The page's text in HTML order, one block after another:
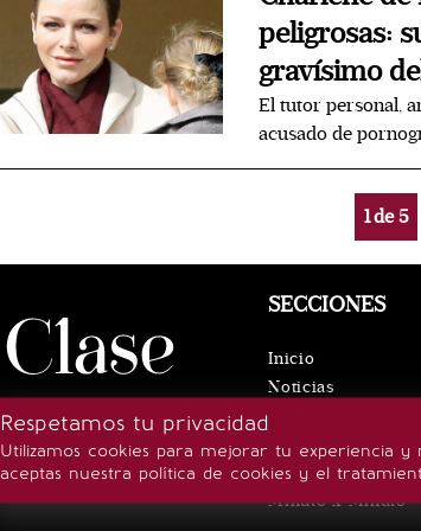
peligrosas:
gravísimo
El tutor personal,
acusado de
1de5
Respetamos tu privacidad
Utilizamos cookies para mejorar tu experiencia
aceptas nuestra política de cookies y el
SECCIONES
Inicio
Noticias
Realeza
Estilo de vida
Minuto x Minuto